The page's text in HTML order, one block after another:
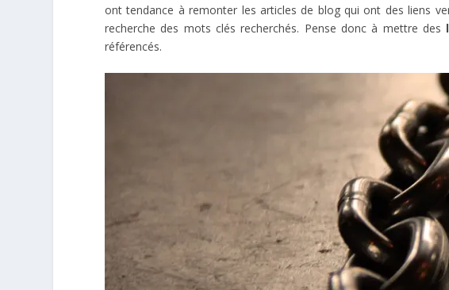
ont tendance à remonter les articles de blog qui ont des liens
recherche des mots clés recherchés. Pense donc à mettre des
référencés.